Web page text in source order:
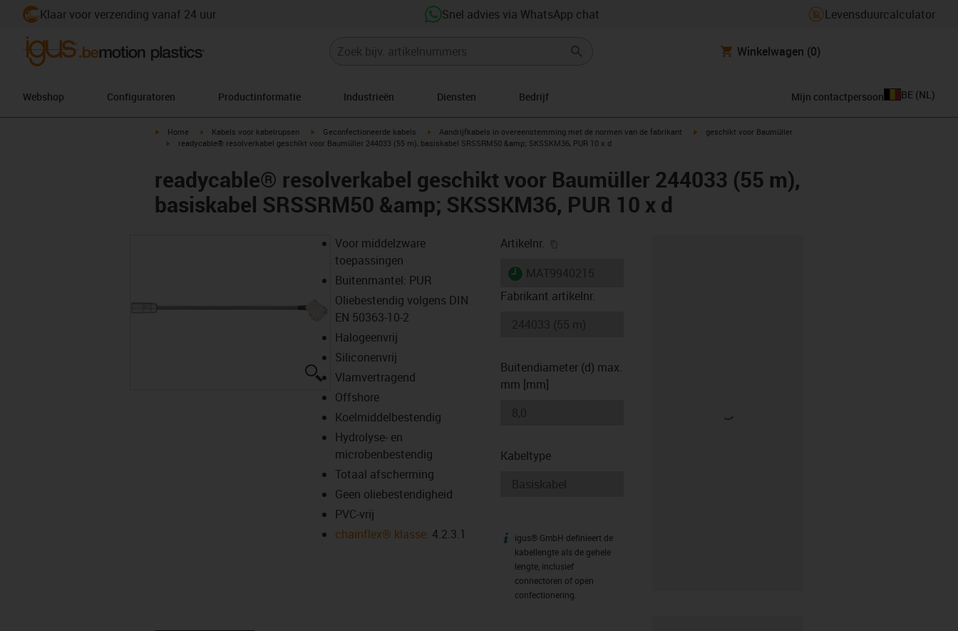
Klaar voor verzending vanaf 24 uur Snel advies via WhatsApp chat Levensduurcalculator
Winkelwagen (0)
Webshop Configuratoren Productinformatie Industrieën Diensten Bedrijf Mijn contactpersoon BE (NL )
igus-icon-arrow-right
Home igus-icon-arrow-right
Kabels voor kabelrupsen igus-icon-arrow-right
Geconfectioneerde kabels igus-icon-arrow-right
Aandrijfkabels in overeenstemming met de normen van de fabrikant igus-icon-arrow-right
geschikt voor Baumüller
igus-icon-arrow-right
readycable® resolverkabel geschikt voor Baumüller 244033 (55 m), basiskabel SRSSRM50 &amp; SKSSKM36, PUR 10 x d
readycable® resolverkabel geschikt voor Baumüller 244033 (55 m),
basiskabel SRSSRM50 &amp; SKSSKM36, PUR 10 x d
igus-icon-lupe
Voor middelzware
toepassingen
Buitenmantel: PUR
Oliebestendig volgens DIN
EN 50363-10-2
Halogeenvrij
Siliconenvrij
Vlamvertragend
Offshore
Koelmiddelbestendig
Hydrolyse- en
microbenbestendig
Totaal afscherming
Geen oliebestendigheid
PVC-vrij
chainflex® klasse: 4.2.3.1
Artikelnr.
igus-icon-lieferzeit
Fabrikant artikelnr.
Buitendiameter (d) max.
mm [mm]
Kabeltype
igus-icon-info
igus® GmbH definieert de
kabellengte als de gehele
lengte, inclusief
connectoren of open
confectionering.